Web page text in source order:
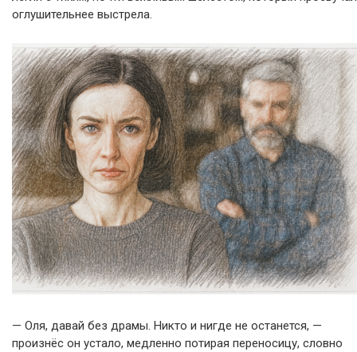
оглушительнее выстрела.
— Оля, давай без драмы. Никто и нигде не останется, —
произнёс он устало, медленно потирая переносицу, словно